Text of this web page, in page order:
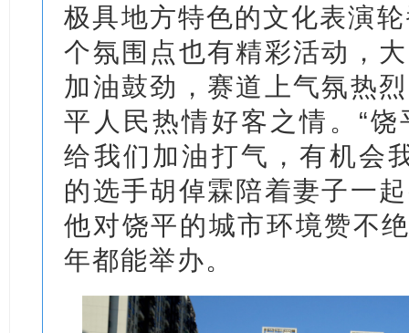
极具地方特色的文化表演
个氛围点也有精彩活动，
加油鼓劲，赛道上气氛热
平人民热情好客之情。“
给我们加油打气，有机会
的选手胡倬霖陪着妻子一
他对饶平的城市环境赞不
年都能举办。